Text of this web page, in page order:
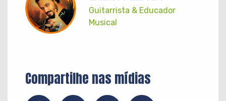
Guitarrista & Educador
Musical
Compartilhe nas mídias